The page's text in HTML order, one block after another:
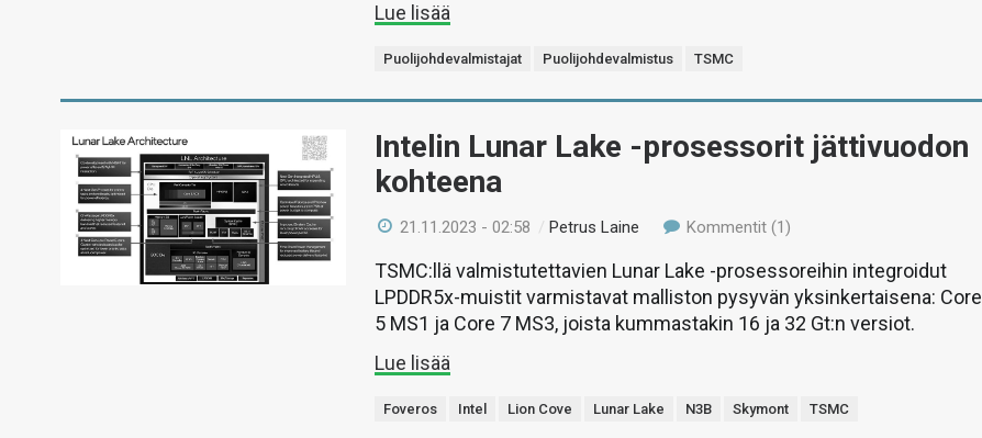
Lue lisää
Puolijohdevalmistajat Puolijohdevalmistus TSMC
Intelin Lunar Lake -prosessorit jättivuodon
kohteena
21.11.2023 - 02:58 /Petrus Laine Kommentit (1)
TSMC:llä valmistutettavien Lunar Lake -prosessoreihin integroidut
LPDDR5x-muistit varmistavat malliston pysyvän yksinkertaisena: Core
5 MS1 ja Core 7 MS3, joista kummastakin 16 ja 32 Gt:n versiot.
Lue lisää
Foveros Intel Lion Cove Lunar Lake N3B Skymont TSMC